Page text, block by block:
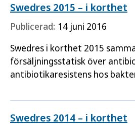
Swedres 2015 – i korthet
Publicerad: 14 juni 2016
Swedres i korthet 2015
försäljningsstatisk över
antibiotikaresistens hos
Swedres 2014 – i korthet